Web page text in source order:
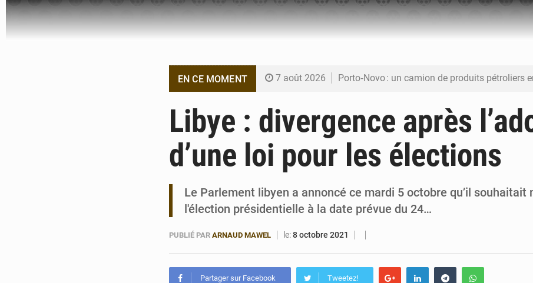
EN CE MOMENT 7 août 2026 Porto‑Novo : un camion de produits pétroliers
6 août 2026 Bénin : Djogbénou inspecte le chantier du
6 août 2026 Bénin et Canada scellent un partenariat inédit
Libye : divergence après
d’une loi pour les élections
Le Parlement libyen a annoncé ce mardi 5 octobre qu’il souhaitait
l'élection présidentielle à la date prévue du 24…
PUBLIÉ PAR ARNAUD MAWEL le:8 octobre 2021
Partager sur Facebook Tweetez!